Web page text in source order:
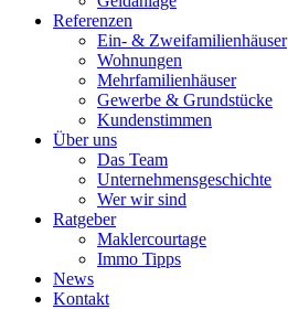
Referenzen
Ein- & Zweifamilienhäuser
Wohnungen
Mehrfamilienhäuser
Gewerbe & Grundstücke
Kundenstimmen
Über uns
Das Team
Unternehmensgeschichte
Wer wir sind
Ratgeber
Maklercourtage
Immo Tipps
News
Kontakt